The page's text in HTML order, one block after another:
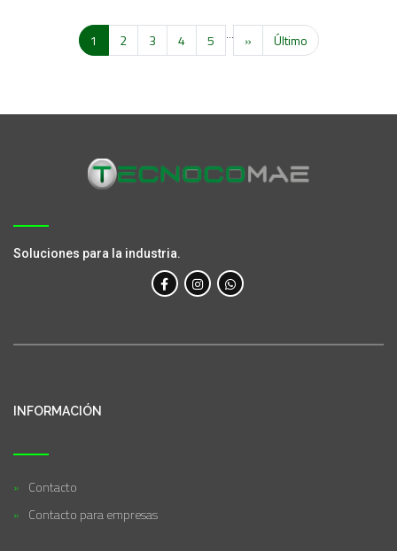
1 2 3 4 5 » Último
Soluciones para la industria.
INFORMACIÓN
Contacto
Contacto para empresas